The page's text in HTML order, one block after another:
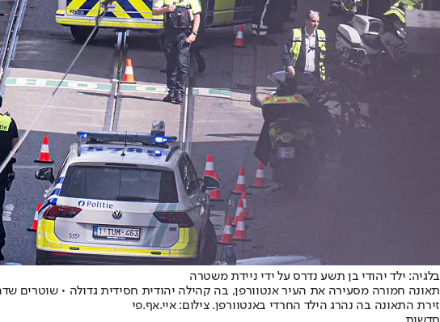
בלגיה: ילד יהודי בן תשע נדרס על ידי ניידת משטרה
תאונה חמורה מסעירה את העיר אנטוורפן, בה קהילה יהודית חסידית גדולה • שוטרים
זירת התאונה בה נהרג הילד החרדי באנטוורפן. צילום: איי.אף.פי